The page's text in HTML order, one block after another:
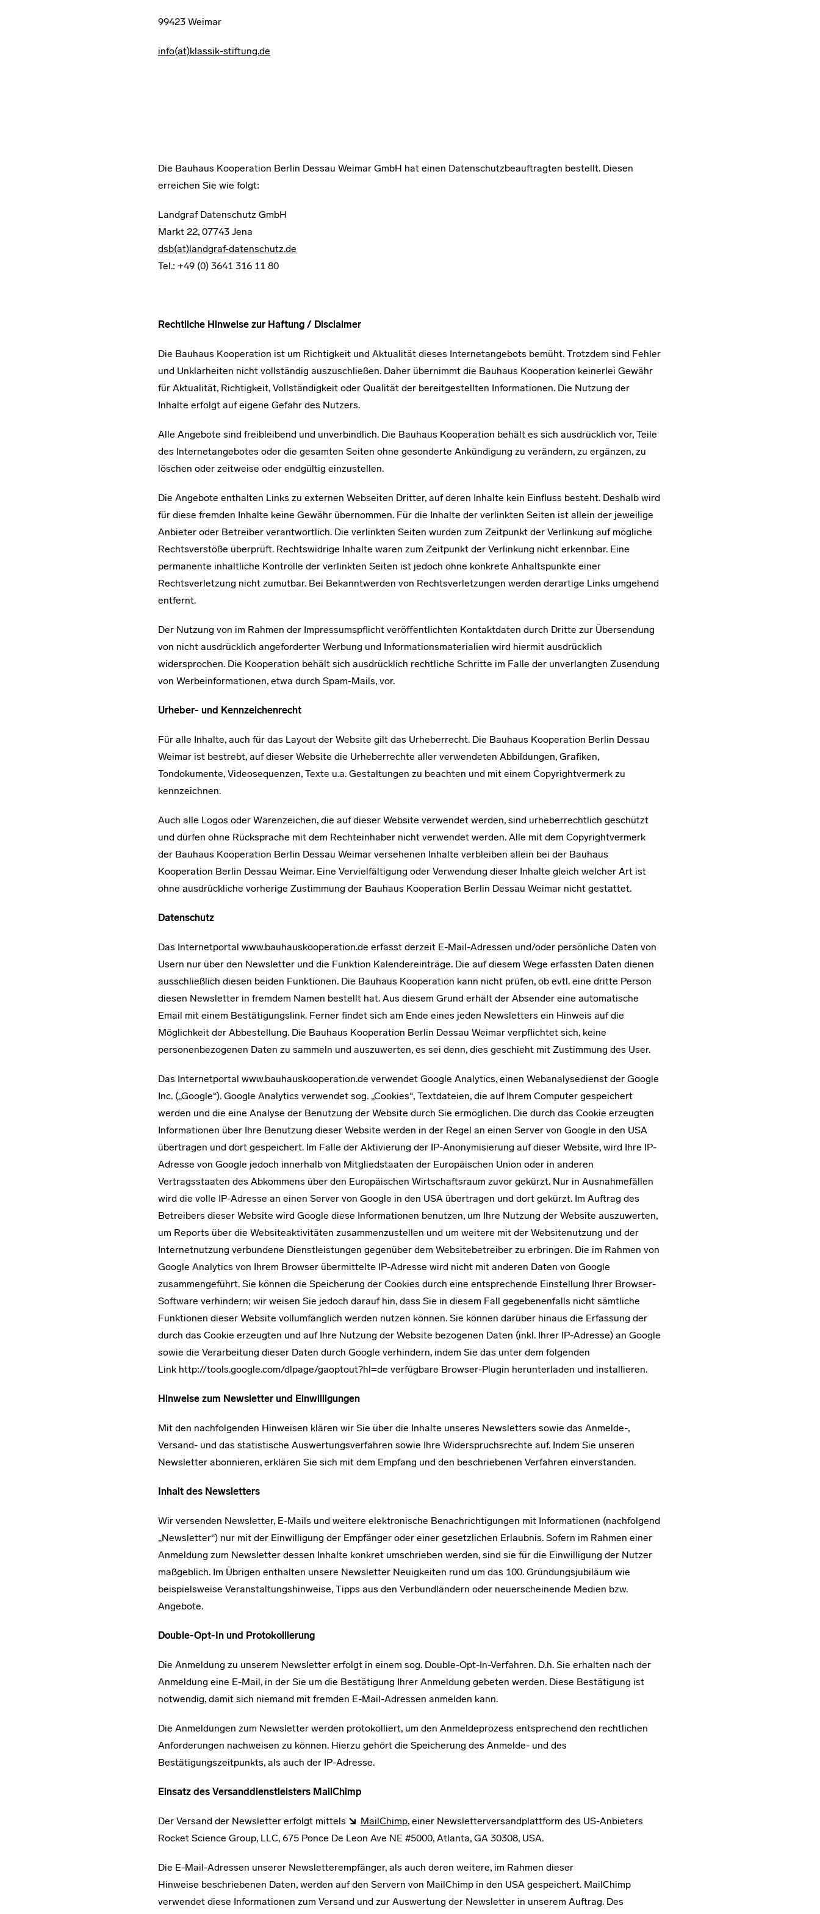
99423 Weimar
info(at)klassik-stiftung.de
Die Bauhaus Kooperation Berlin Dessau Weimar GmbH hat einen Datenschutzbeauftragten bestellt. Diesen
erreichen Sie wie folgt:
Landgraf Datenschutz GmbH
Markt 22, 07743 Jena
dsb(at)landgraf-datenschutz.de
Tel.: +49 (0) 3641 316 11 80
Rechtliche Hinweise zur Haftung / Disclaimer
Die Bauhaus Kooperation ist um Richtigkeit und Aktualität dieses Internetangebots bemüht. Trotzdem sind Fehler
und Unklarheiten nicht vollständig auszuschließen. Daher übernimmt die Bauhaus Kooperation keinerlei Gewähr
für Aktualität, Richtigkeit, Vollständigkeit oder Qualität der bereitgestellten Informationen. Die Nutzung der
Inhalte erfolgt auf eigene Gefahr des Nutzers.
Alle Angebote sind freibleibend und unverbindlich. Die Bauhaus Kooperation behält es sich ausdrücklich vor, Teile
des Internetangebotes oder die gesamten Seiten ohne gesonderte Ankündigung zu verändern, zu ergänzen, zu
löschen oder zeitweise oder endgültig einzustellen.
Die Angebote enthalten Links zu externen Webseiten Dritter, auf deren Inhalte kein Einfluss besteht. Deshalb wird
für diese fremden Inhalte keine Gewähr übernommen. Für die Inhalte der verlinkten Seiten ist allein der jeweilige
Anbieter oder Betreiber verantwortlich. Die verlinkten Seiten wurden zum Zeitpunkt der Verlinkung auf mögliche
Rechtsverstöße überprüft. Rechtswidrige Inhalte waren zum Zeitpunkt der Verlinkung nicht erkennbar. Eine
permanente inhaltliche Kontrolle der verlinkten Seiten ist jedoch ohne konkrete Anhaltspunkte einer
Rechtsverletzung nicht zumutbar. Bei Bekanntwerden von Rechtsverletzungen werden derartige Links umgehend
entfernt.
Der Nutzung von im Rahmen der Impressumspflicht veröffentlichten Kontaktdaten durch Dritte zur Übersendung
von nicht ausdrücklich angeforderter Werbung und Informationsmaterialien wird hiermit ausdrücklich
widersprochen. Die Kooperation behält sich ausdrücklich rechtliche Schritte im Falle der unverlangten Zusendung
von Werbeinformationen, etwa durch Spam-Mails, vor.
Urheber- und Kennzeichenrecht
Für alle Inhalte, auch für das Layout der Website gilt das Urheberrecht. Die Bauhaus Kooperation Berlin Dessau
Weimar ist bestrebt, auf dieser Website die Urheberrechte aller verwendeten Abbildungen, Grafiken,
Tondokumente, Videosequenzen, Texte u.a. Gestaltungen zu beachten und mit einem Copyrightvermerk zu
kennzeichnen.
Auch alle Logos oder Warenzeichen, die auf dieser Website verwendet werden, sind urheberrechtlich geschützt
und dürfen ohne Rücksprache mit dem Rechteinhaber nicht verwendet werden. Alle mit dem Copyrightvermerk
der Bauhaus Kooperation Berlin Dessau Weimar versehenen Inhalte verbleiben allein bei der Bauhaus
Kooperation Berlin Dessau Weimar. Eine Vervielfältigung oder Verwendung dieser Inhalte gleich welcher Art ist
ohne ausdrückliche vorherige Zustimmung der Bauhaus Kooperation Berlin Dessau Weimar nicht gestattet.
Datenschutz
Das Internetportal www.bauhauskooperation.de erfasst derzeit E-Mail-Adressen und/oder persönliche Daten von
Usern nur über den Newsletter und die Funktion Kalendereinträge. Die auf diesem Wege erfassten Daten dienen
ausschließlich diesen beiden Funktionen. Die Bauhaus Kooperation kann nicht prüfen, ob evtl. eine dritte Person
diesen Newsletter in fremdem Namen bestellt hat. Aus diesem Grund erhält der Absender eine automatische
Email mit einem Bestätigungslink. Ferner findet sich am Ende eines jeden Newsletters ein Hinweis auf die
Möglichkeit der Abbestellung. Die Bauhaus Kooperation Berlin Dessau Weimar verpflichtet sich, keine
personenbezogenen Daten zu sammeln und auszuwerten, es sei denn, dies geschieht mit Zustimmung des User.
Das Internetportal www.bauhauskooperation.de verwendet Google Analytics, einen Webanalysedienst der Google
Inc. („Google“). Google Analytics verwendet sog. „Cookies“, Textdateien, die auf Ihrem Computer gespeichert
werden und die eine Analyse der Benutzung der Website durch Sie ermöglichen. Die durch das Cookie erzeugten
Informationen über Ihre Benutzung dieser Website werden in der Regel an einen Server von Google in den USA
übertragen und dort gespeichert. Im Falle der Aktivierung der IP-Anonymisierung auf dieser Website, wird Ihre IP-
Adresse von Google jedoch innerhalb von Mitgliedstaaten der Europäischen Union oder in anderen
Vertragsstaaten des Abkommens über den Europäischen Wirtschaftsraum zuvor gekürzt. Nur in Ausnahmefällen
wird die volle IP-Adresse an einen Server von Google in den USA übertragen und dort gekürzt. Im Auftrag des
Betreibers dieser Website wird Google diese Informationen benutzen, um Ihre Nutzung der Website auszuwerten,
um Reports über die Websiteaktivitäten zusammenzustellen und um weitere mit der Websitenutzung und der
Internetnutzung verbundene Dienstleistungen gegenüber dem Websitebetreiber zu erbringen. Die im Rahmen von
Google Analytics von Ihrem Browser übermittelte IP-Adresse wird nicht mit anderen Daten von Google
zusammengeführt. Sie können die Speicherung der Cookies durch eine entsprechende Einstellung Ihrer Browser-
Software verhindern; wir weisen Sie jedoch darauf hin, dass Sie in diesem Fall gegebenenfalls nicht sämtliche
Funktionen dieser Website vollumfänglich werden nutzen können. Sie können darüber hinaus die Erfassung der
durch das Cookie erzeugten und auf Ihre Nutzung der Website bezogenen Daten (inkl. Ihrer IP-Adresse) an Google
sowie die Verarbeitung dieser Daten durch Google verhindern, indem Sie das unter dem folgenden
Link http://tools.google.com/dlpage/gaoptout?hl=de verfügbare Browser-Plugin herunterladen und installieren.
Hinweise zum Newsletter und Einwilligungen
Mit den nachfolgenden Hinweisen klären wir Sie über die Inhalte unseres Newsletters sowie das Anmelde-,
Versand- und das statistische Auswertungsverfahren sowie Ihre Widerspruchsrechte auf. Indem Sie unseren
Newsletter abonnieren, erklären Sie sich mit dem Empfang und den beschriebenen Verfahren einverstanden.
Inhalt des Newsletters
Wir versenden Newsletter, E-Mails und weitere elektronische Benachrichtigungen mit Informationen (nachfolgend
„Newsletter“) nur mit der Einwilligung der Empfänger oder einer gesetzlichen Erlaubnis. Sofern im Rahmen einer
Anmeldung zum Newsletter dessen Inhalte konkret umschrieben werden, sind sie für die Einwilligung der Nutzer
maßgeblich. Im Übrigen enthalten unsere Newsletter Neuigkeiten rund um das 100. Gründungsjubiläum wie
beispielsweise Veranstaltungshinweise, Tipps aus den Verbundländern oder neuerscheinende Medien bzw.
Angebote.
Double-Opt-In und Protokollierung
Die Anmeldung zu unserem Newsletter erfolgt in einem sog. Double-Opt-In-Verfahren. D.h. Sie erhalten nach der
Anmeldung eine E-Mail, in der Sie um die Bestätigung Ihrer Anmeldung gebeten werden. Diese Bestätigung ist
notwendig, damit sich niemand mit fremden E-Mail-Adressen anmelden kann.
Die Anmeldungen zum Newsletter werden protokolliert, um den Anmeldeprozess entsprechend den rechtlichen
Anforderungen nachweisen zu können. Hierzu gehört die Speicherung des Anmelde- und des
Bestätigungszeitpunkts, als auch der IP-Adresse.
Einsatz des Versanddienstleisters MailChimp
Der Versand der Newsletter erfolgt mittels MailChimp, einer Newsletterversandplattform des US-Anbieters
Rocket Science Group, LLC, 675 Ponce De Leon Ave NE #5000, Atlanta, GA 30308, USA.
Die E-Mail-Adressen unserer Newsletterempfänger, als auch deren weitere, im Rahmen dieser
Hinweise beschriebenen Daten, werden auf den Servern von MailChimp in den USA gespeichert. MailChimp
verwendet diese Informationen zum Versand und zur Auswertung der Newsletter in unserem Auftrag. Des